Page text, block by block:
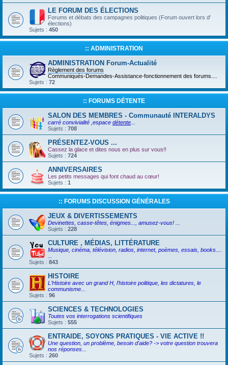
LE FORUM DES ÉLECTIONS
Forums et débats des campagnes politiques (Forum ouvert lors d'
élections)
Sujets : 450
:: ADMINISTRATION
ADMINISTRATION Forum-Actualité
Règlement des forums
Communiqués-Demandes-Assistance-fonctionnement des forums....
Sujets : 72
:: FORUMS DÉTENTE
SALON DES MEMBRES - Communauté INTERALDYS
carré convivialité ,espace détente
Sujets : 708
PRÉSENTEZ-VOUS ...
Cassez la glace et dites nous en plus sur vous!!
Sujets : 724
ANNIVERSAIRES
Les petits messages qui font chaud au cœur!
Sujets : 1
:: FORUMS DISCUSSION GÉNÉRALES
JEUX & DIVERTISSEMENTS
Devinettes, casse-têtes, énigmes..., amusez-vous! ...
Sujets : 228
CULTURE , MÉDIAS, LITTÉRATURE
Musique, cinéma, télévision, radios, internet, poèmes, essais, books....
Sujets : 843
HISTOIRE
L'Histoire avec un grand H, l'histoire politique, les dictatures, le
communisme...
Sujets : 96
SCIENCES & TECHNOLOGIES
Toutes vos interrogations scientifiques
Sujets : 555
ENTRAIDE, SOYONS PRATIQUES - VIE ACTIVE !!
Une question, un problème, besoin d'aide? -> votre question trouvera
nos réponses...
Sujets : 260